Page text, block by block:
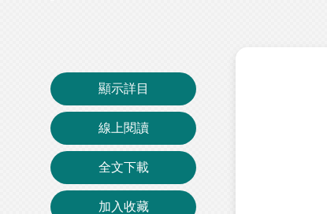
顯示詳目
線上閱讀
全文下載
加入收藏